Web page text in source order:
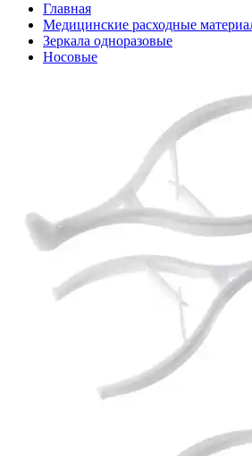
Главная
Медицинские расходные
Зеркала одноразовые
Носовые